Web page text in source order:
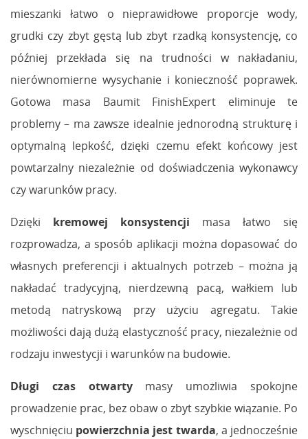
mieszanki łatwo o nieprawidłowe proporcje wody,
grudki czy zbyt gęstą lub zbyt rzadką konsystencję, co
później przekłada się na trudności w nakładaniu,
nierównomierne wysychanie i konieczność poprawek.
Gotowa masa Baumit FinishExpert eliminuje te
problemy – ma zawsze idealnie jednorodną strukturę i
optymalną lepkość, dzięki czemu efekt końcowy jest
powtarzalny niezależnie od doświadczenia wykonawcy
czy warunków pracy.
Dzięki kremowej konsystencji masa łatwo się
rozprowadza, a sposób aplikacji można dopasować do
własnych preferencji i aktualnych potrzeb – można ją
nakładać tradycyjną, nierdzewną pacą, wałkiem lub
metodą natryskową przy użyciu agregatu. Takie
możliwości dają dużą elastyczność pracy, niezależnie od
rodzaju inwestycji i warunków na budowie.
Długi czas otwartymasy umożliwia spokojne
prowadzenie prac, bez obaw o zbyt szybkie wiązanie. Po
wyschnięciu powierzchnia jest twarda, a jednocześnie